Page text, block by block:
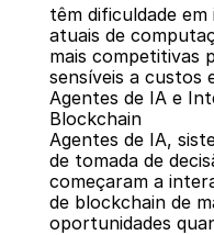
têm dificuldade
atuais de
mais competitivas
sensíveis a custos
Agentes de IA e
Blockchain
Agentes de IA,
de tomada de
começaram a
de blockchain de
oportunidades